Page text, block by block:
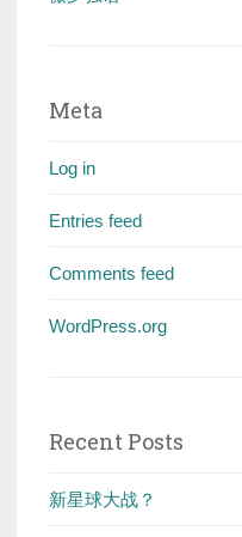
Meta
Log in
Entries feed
Comments feed
WordPress.org
Recent Posts
新星球大战？